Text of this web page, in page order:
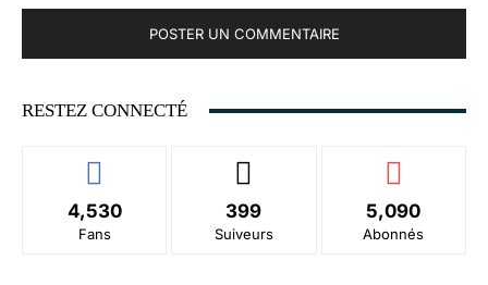
RESTEZ CONNECTÉ
4,530
Fans
399
Suiveurs
5,090
Abonnés